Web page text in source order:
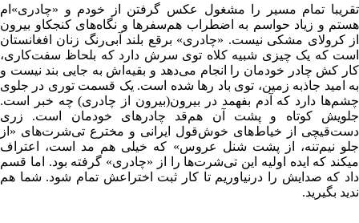
تقریبا تمام مسیر را مشغول عکس گرفتن از خودم و «چادری»ام
هستم و زیاد حواسم به اضطراب هم‌سفرها و نگاه‌های کنجکاو بیرون
از کرولای مشکی نیست. «چادری» برقع بلند آبی‌رنگ زنان افغانستان
است که یک چیزی شبیه کلاه توی سرش دارد که بلحاظ سفت‌کاری،
کار کش چادر خودمان را انجام می‌دهد و بقیه‌اش به جایی بند نیست و
به امید جاذبه زمین، توی باد رها شده است. یک قسمت توری در جلوی
چشم‌ها دارد که آدم بفهمد در بیرون(بیرون از چادری) چه خبر است.
جلویش کوتاه و پشت آن هم‌قد چادرهای خودمان است. زری
دست‌قیچی از خیاط‌های خوش‌قول ایرانی و مخترع تی‌شرت‌های «از
جلو نیم‌تنه، از پشت شنل عروس» که خیلی هم مد است، اعتراف
میکند که ایده اولیه این تی‌شرت‌ها را از «چادری» گرفته بود. اما قسم
داد که صدایش را درنیاوریم تا کار ثبت اختراعش تمام شود. شما هم
ندید بگیرید.